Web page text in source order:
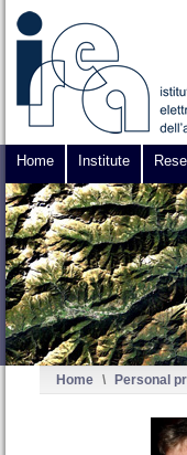
Home Institute
Home \ Personal